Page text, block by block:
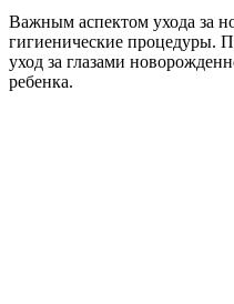
Важным аспектом ухода за
гигиенические процедуры.
уход за глазами
ребенка.